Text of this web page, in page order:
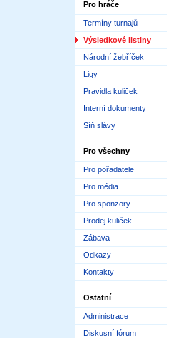
Pro hráče
Termíny turnajů
Výsledkové listiny
Národní žebříček
Ligy
Pravidla kuliček
Interní dokumenty
Síň slávy
Pro všechny
Pro pořadatele
Pro média
Pro sponzory
Prodej kuliček
Zábava
Odkazy
Kontakty
Ostatní
Administrace
Diskusní fórum